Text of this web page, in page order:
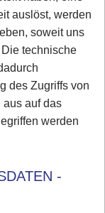
auslöst, werden
soweit uns
technische
des Zugriffs von
auf das
werden
-